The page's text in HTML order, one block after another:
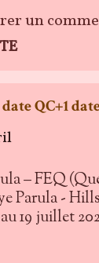
Luc Funk)
joué
en
humo
un
QC+1
– FEQ
Parula -
19 juillet